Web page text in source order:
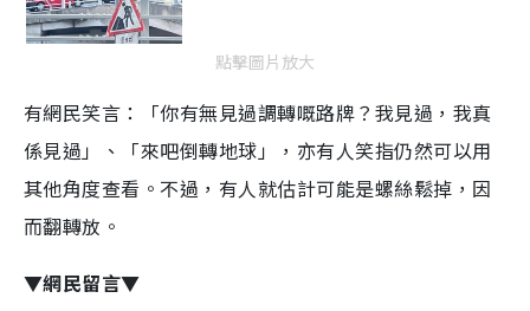
點擊圖片放大
有網民笑言：「你有無見過調轉嘅路牌？我見過，我真
係見過」、「來吧倒轉地球」，亦有人笑指仍然可以用
其他角度查看。不過，有人就估計可能是螺絲鬆掉，因
而翻轉放。
▼網民留言▼